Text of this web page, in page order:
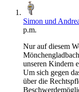
Simon und
p.m.
Nur auf diesem
unseren Kindern
Um sich gegen
über die